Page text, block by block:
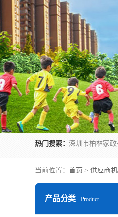
热门搜索：
当前位置： 首页 > 供应商机
产品分类 Product